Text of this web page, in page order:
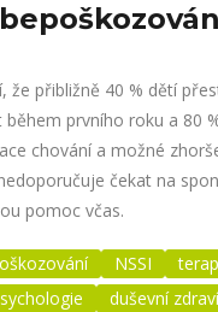
že přibližně 40 % dětí
prvního roku a 80
chování a možné
čekat na
pomoc včas.
NSSI
duševní zdraví